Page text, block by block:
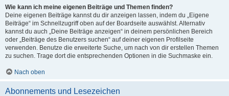
Wie kann ich meine eigenen Beiträge und Themen finden?
Deine eigenen Beiträge kannst du dir anzeigen lassen, indem du „Eigene
Beiträge“ im Schnellzugriff oben auf der Boardseite auswählst. Alternativ
kannst du auch „Deine Beiträge anzeigen“ in deinem persönlichen Bereich
oder „Beiträge des Benutzers suchen“ auf deiner eigenen Profilseite
verwenden. Benutze die erweiterte Suche, um nach von dir erstellen Themen
zu suchen. Trage dort die entsprechenden Optionen in die Suchmaske ein.
Nach oben
Abonnements und Lesezeichen